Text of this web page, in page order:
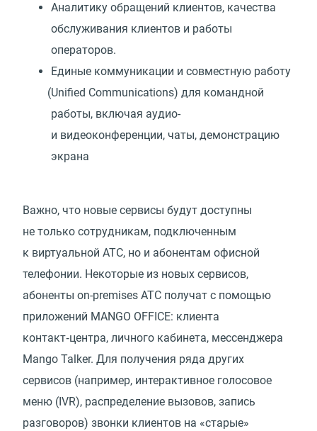
Аналитику обращений клиентов, качества
обслуживания клиентов и работы
операторов.
Единые коммуникации и совместную работу
(Unified Communications) для командной
работы, включая аудио-
и видеоконференции, чаты, демонстрацию
экрана
Важно, что новые сервисы будут доступны
не только сотрудникам, подключенным
к виртуальной АТС, но и абонентам офисной
телефонии. Некоторые из новых сервисов,
абоненты on-premises АТС получат с помощью
приложений MANGO OFFICE: клиента
контакт‑центра, личного кабинета, мессенджера
Mango Talker. Для получения ряда других
сервисов (например, интерактивное голосовое
меню ( IVR), распределение вызовов, запись
разговоров) звонки клиентов на «старые»